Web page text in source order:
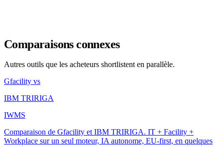
Comparaisons connexes
Autres outils que les acheteurs shortlistent en parallèle.
Gfacility vs
IBM TRIRIGA
IWMS
Comparaison de Gfacility et IBM TRIRIGA. IT + Facility +
Workplace sur un seul moteur, IA autonome, EU-first, en quelques